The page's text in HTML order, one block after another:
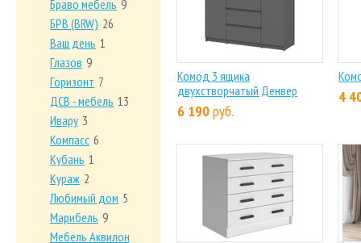
Комод 3 ящика
двухстворчатый Денвер
6 190руб.
4
Браво мебель 9
БРВ (BRW) 26
Ваш день 1
Глазов 9
Горизонт 7
ДСВ - мебель 13
Ивару 3
Компасс 6
Кубань 1
Кураж 2
Любимый дом 5
Марибель 9
Мебель Аквилон